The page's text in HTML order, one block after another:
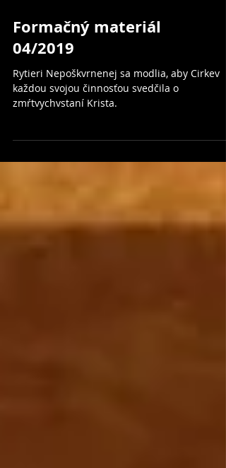
Formačný materiál
04/2019
Rytieri Nepoškvrnenej sa modlia, aby Cirkev
zmŕtvychvstaní Krista.